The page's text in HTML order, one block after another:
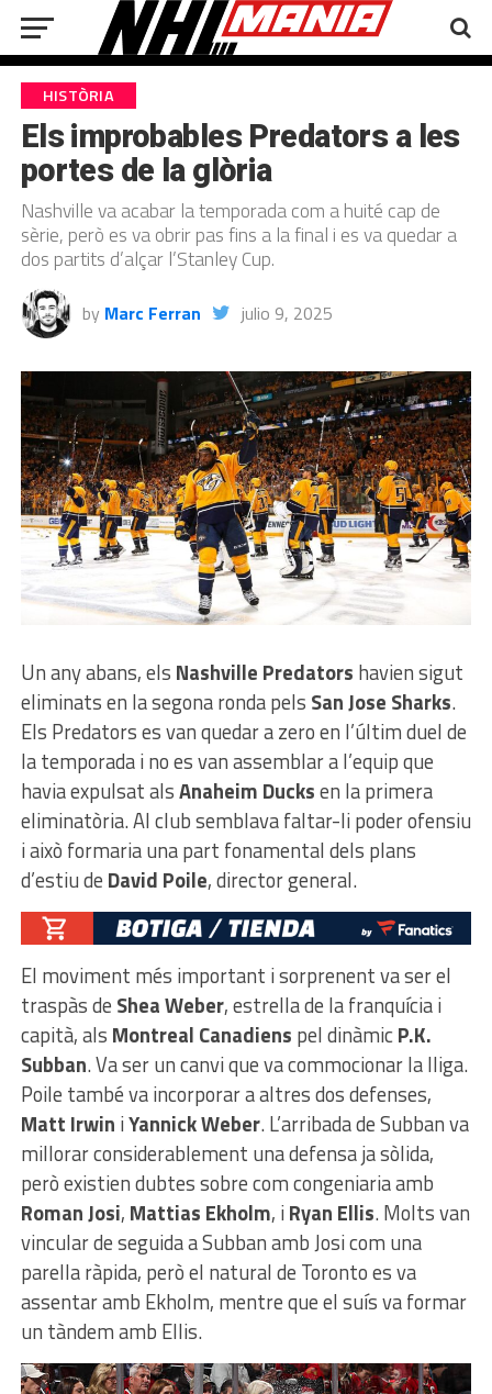
HISTÒRIA
Els improbables Predators a les
portes de la glòria
Nashville va acabar la temporada com a huité cap de
sèrie, però es va obrir pas fins a la final i es va quedar a
dos partits d’alçar l’Stanley Cup.
by Marc Ferran julio 9, 2025
Un any abans, els Nashville Predators havien sigut
eliminats en la segona ronda pels San Jose Sharks.
Els Predators es van quedar a zero en l’últim duel de
la temporada i no es van assemblar a l’equip que
havia expulsat alsAnaheim Ducksen la primera
eliminatòria. Al club semblava faltar-li poder ofensiu
i això formaria una part fonamental dels plans
d’estiu de David Poile, director general.
El moviment més important i sorprenent va ser el
traspàs de Shea Weber, estrella de la franquícia i
capità, als Montreal Canadiens pel dinàmicP.K.
Subban. Va ser un canvi que va commocionar la lliga.
Poile també va incorporar a altres dos defenses,
Matt Irwin iYannick Weber. L’arribada de Subban va
millorar considerablement una defensa ja sòlida,
però existien dubtes sobre com congeniaria amb
Roman Josi, Mattias Ekholm, iRyan Ellis. Molts van
vincular de seguida a Subban amb Josi com una
parella ràpida, però el natural de Toronto es va
assentar amb Ekholm, mentre que el suís va formar
un tàndem amb Ellis.